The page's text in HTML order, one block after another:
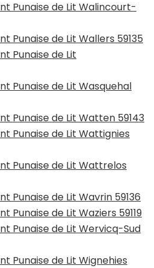
Punaise de Lit Walincourt-
Punaise de Lit Wallers 59135
Punaise de Lit
Punaise de Lit Wasquehal
Punaise de Lit Watten 59143
Punaise de Lit Wattignies
Punaise de Lit Wattrelos
Punaise de Lit Wavrin 59136
Punaise de Lit Waziers 59119
Punaise de Lit Wervicq-Sud
Punaise de Lit Wignehies